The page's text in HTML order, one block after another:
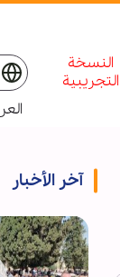
النسخة
التجريبية
آخر الأخبار